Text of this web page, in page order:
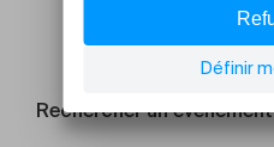
Rechercher un évènement